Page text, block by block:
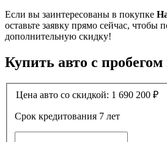
Если вы заинтересованы в покупке
оставьте заявку прямо сейчас, чтобы
дополнительную скидку!
Купить авто с пробегом
Цена авто со скидкой: 1 690 200 ₽
Срок кредитования 7 лет